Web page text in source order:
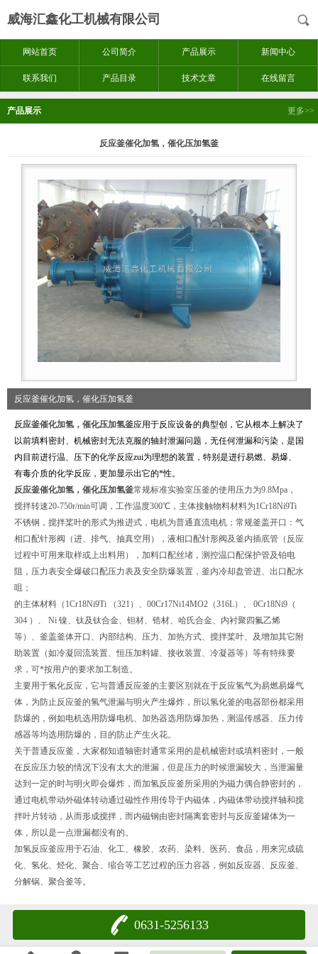
威海汇鑫化工机械有限公司
网站首页 公司简介 产品展示 新闻中心
联系我们 产品目录 技术文章 在线留言
产品展示 更多>>
反应釜催化加氢，催化压加氢釜
反应釜催化加氢，催化压加氢釜
反应釜催化加氢，催化压加氢釜应用于反应设备的典型创，它从根本上解决了
以前填料密封、机械密封无法克服的轴封泄漏问题，无任何泄漏和污染，是国
内目前进行温、压下的化学反应zui为理想的装置，特别是进行易燃、易爆、
有毒介质的化学反应，更加显示出它的*性。
反应釜催化加氢，催化压加氢釜常规标准实验室压釜的使用压力为9.8Mpa，
搅拌转速20-750r/min可调，工作温度300℃，主体接触物料材料为1Cr18Ni9Ti
不锈钢，搅拌桨叶的形式为推进式，电机为普通直流电机；常规釜盖开口：气
相口配针形阀（进、排气、抽真空用），液相口配针形阀及釜内插底管（反应
过程中可用来取样或上出料用），加料口配丝堵，测控温口配保护管及铂电
阻，压力表安全爆破口配压力表及安全防爆装置，釜内冷却盘管进、出口配水
咀；
的主体材料（1Cr18Ni9Ti （321）、00Cr17Ni14MO2（316L）、 0Cr18Ni9（
304 ）、 Ni 镍、钛及钛合金、钽材、锆材、哈氏合金、内衬聚四氟乙烯
等）、釜盖釜体开口、内部结构、压力、加热方式、搅拌桨叶、及增加其它附
助装置（如冷凝回流装置、恒压加料罐、接收装置、冷凝器等）等有特殊要
求，可*按用户的要求加工制造。
主要用于氢化反应，它与普通反应釜的主要区别就在于反应氢气为易燃易爆气
体，为防止反应釜的氢气泄漏与明火产生爆炸，所以氢化釜的电器部份都采用
防爆的，例如电机选用防爆电机、加热器选用防爆加热，测温传感器、压力传
感器等均选用防爆的，目的防止产生火花。
关于普通反应釜，大家都知道轴密封通常采用的是机械密封或填料密封，一般
在反应压力较的情况下没有太大的泄漏，但是压力的时候泄漏较大，当泄漏量
达到一定的时与明火即会爆炸，而加氢反应釜所采用的为磁力偶合静密封的，
通过电机带动外磁体转动通过磁性作用传导于内磁体，内磁体带动搅拌轴和搅
拌叶片转动，从而形成搅拌，而内磁钢由密封隔离套密封与反应釜罐体为一
体，所以是一点泄漏都没有的。
加氢反应釜应用于石油、化工、橡胶、农药、染料、医药、食品，用来完成硫
化、氢化、烃化、聚合、缩合等工艺过程的压力容器，例如反应器、反应釜、
分解锅、聚合釜等。
0631-5256133